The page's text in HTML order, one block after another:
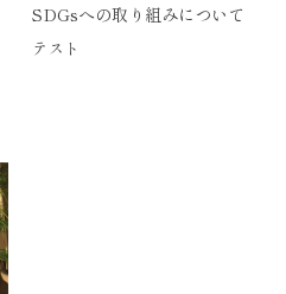
SDGsへの取り組みについて
テスト